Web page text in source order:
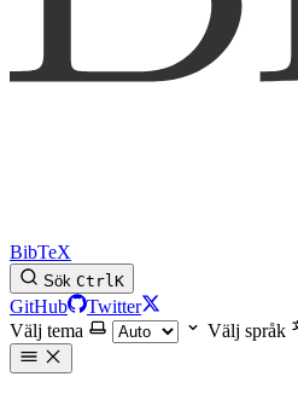
BibTeX
Sök CtrlK
GitHub
Twitter
Välj tema
Välj språk